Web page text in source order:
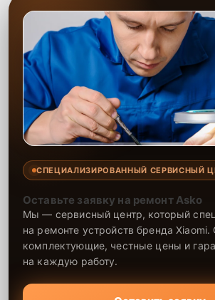
СПЕЦИАЛИЗИРОВАННЫЙ СЕРВИСНЫЙ
Оставьте заявку на ремонт Asko
Мы — сервисный центр, который
на ремонте устройств бренда
комплектующие, честные цены и
на каждую работу.